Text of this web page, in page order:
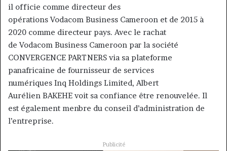
il officie comme directeur des
opérations Vodacom Business Cameroon et de 2015 à
2020 comme directeur pays. Avec le rachat
de Vodacom Business Cameroon par la société
CONVERGENCE PARTNERS via sa plateforme
panafricaine de fournisseur de services
numériques Inq Holdings Limited, Albert
Aurélien BAKEHE voit sa confiance être renouvelée. Il
est également menbre du conseil d’administration de
l’entreprise.
Publicité